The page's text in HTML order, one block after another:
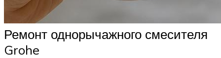
Ремонт однорычажного смесителя
Grohe